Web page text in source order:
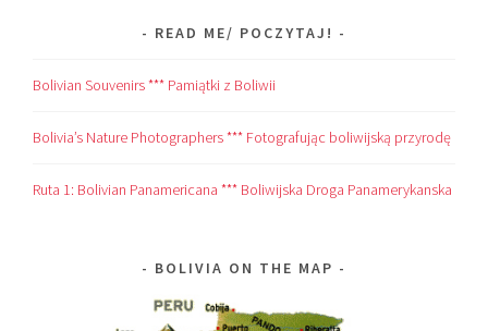
READ ME/ POCZYTAJ!
Bolivian Souvenirs *** Pamiątki z Boliwii
Bolivia’s Nature Photographers *** Fotografując boliwijską przyrodę
Ruta 1: Bolivian Panamericana *** Boliwijska Droga Panamerykanska
BOLIVIA ON THE MAP